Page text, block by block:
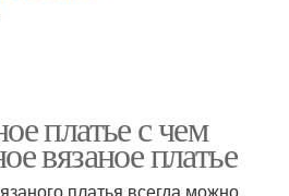
платье с чем
вязаное платье
платья всегда можно